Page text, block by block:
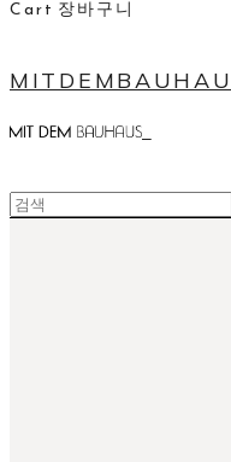
Cart 장바구니